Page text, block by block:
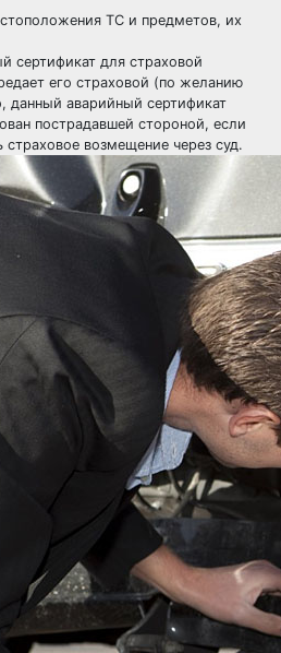
ТС и предметов, их
сертификат для страховой
его страховой (по желанию
данный аварийный сертификат
пострадавшей стороной, если
страховое возмещение через суд.